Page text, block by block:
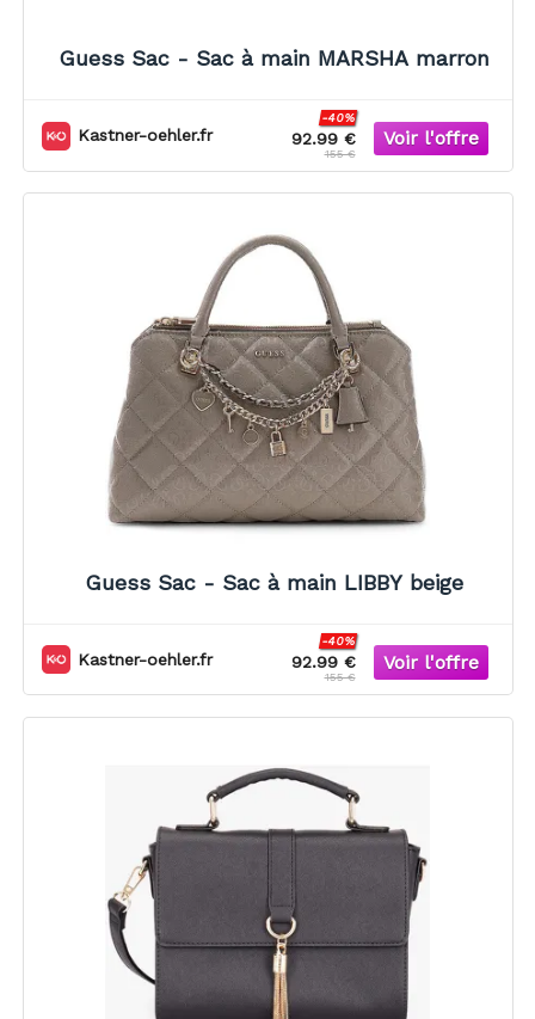
Guess Sac - Sac à main MARSHA marron
Kastner-oehler.fr 92.99 €
-40%
155 €
Guess Sac - Sac à main LIBBY beige
Kastner-oehler.fr 92.99 €
-40%
155 €